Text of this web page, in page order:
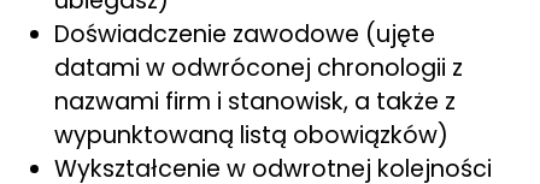
Doświadczenie zawodowe (ujęte
datami w odwróconej chronologii z
nazwami firm i stanowisk, a także z
wypunktowaną listą obowiązków)
Wykształcenie w odwrotnej kolejności